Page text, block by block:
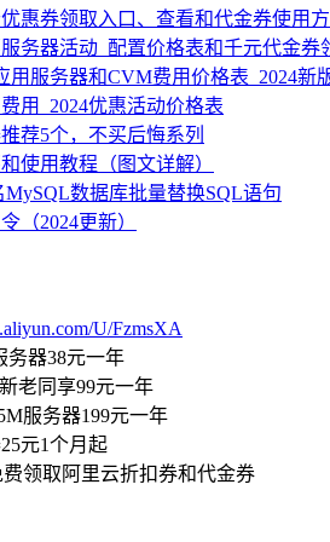
惠券领取入口、查看和代金券使用
务器活动_配置价格表和千元代金券
用服务器和CVM费用价格表_2024新
用_2024优惠活动价格表
荐5个，不买后悔系列
使用教程（图文详解）
MySQL数据库批量替换SQL语句
（2024更新）
U/FzmsXA
务器38元一年
老同享99元一年
服务器199元一年
元1个月起
费领取阿里云折扣券和代金券